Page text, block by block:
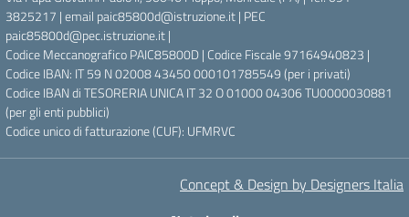
3825217 | email paic85800d@istruzione.it | PEC
paic85800d@pec.istruzione.it |
Codice Meccanografico PAIC85800D | Codice Fiscale 97164940823 |
Codice IBAN: IT 59 N 02008 43450 000101785549 (per i privati)
Codice IBAN di TESORERIA UNICA IT 32 O 01000 04306 TU0000030881
(per gli enti pubblici)
Codice unico di fatturazione (CUF): UFMRVC
Concept & Design by Designers Italia